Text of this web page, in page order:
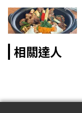
相關達人